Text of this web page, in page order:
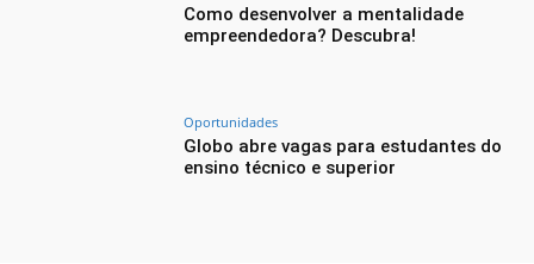
Como desenvolver a mentalidade
empreendedora? Descubra!
Oportunidades
Globo abre vagas para estudantes do
ensino técnico e superior